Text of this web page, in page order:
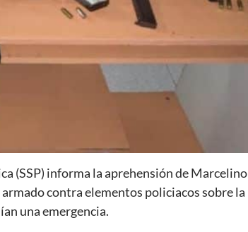
(SSP) informa la aprehensión de Marcelino
contra elementos policiacos sobre la
una emergencia.